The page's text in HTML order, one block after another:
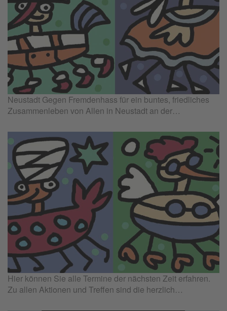
Neustadt Gegen Fremdenhass für ein buntes, friedliches
Zusammenleben von Allen in Neustadt an der…
Hier können Sie alle Termine der nächsten Zeit erfahren.
Zu allen Aktionen und Treffen sind die herzlich…